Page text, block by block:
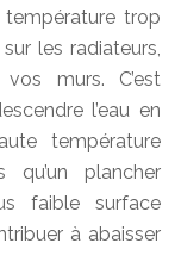
température trop
les radiateurs,
murs. C’est
l’eau en
température
qu’un plancher
faible surface
à abaisser